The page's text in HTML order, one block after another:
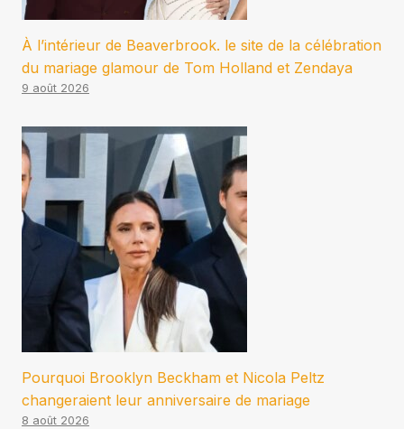
À l’intérieur de Beaverbrook. le site de la célébration
du mariage glamour de Tom Holland et Zendaya
9 août 2026
Pourquoi Brooklyn Beckham et Nicola Peltz
changeraient leur anniversaire de mariage
8 août 2026